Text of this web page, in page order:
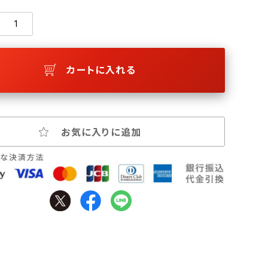
カートに入れる
お気に入りに追加